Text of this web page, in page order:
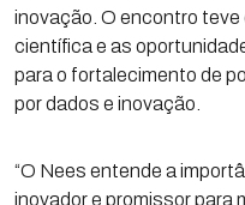
inovação. O encontro
científica e as
para o fortalecimento de
por dados e inovação.
“O Nees entende a
inovador e promissor para